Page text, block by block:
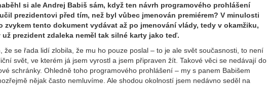
si ale Andrej Babiš sám, když ten návrh programového prohlášení
prezidentovi před tím, než byl vůbec jmenován premiérem? V minulosti
zvykem tento dokument vydávat až po jmenování vlády, tedy v okamžiku,
už prezident zdaleka neměl tak silné karty jako teď.
že se řada lidí zlobila, že mu ho pouze poslal – to je ale svět současnosti, to není
svět, ve kterém já jsem vyrostl a jsem připraven žít. Takové věci se nedávají do
schránky. Ohledně toho programového prohlášení – my s panem Babišem
nějak často nemluvíme. Ale shodou okolností jsem nedávno seděl na